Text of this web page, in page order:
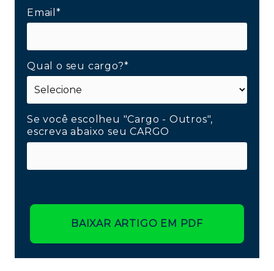
Email*
Qual o seu cargo?*
Se você escolheu "Cargo - Outros",
escreva abaixo seu CARGO
BAIXAR ARTIGO EM PDF